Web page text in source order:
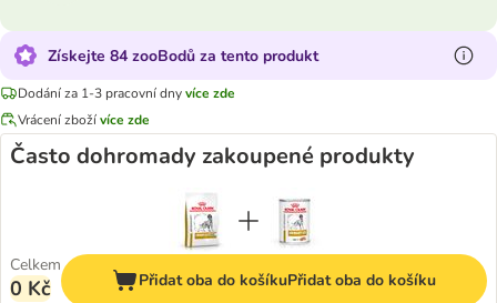
Získejte 84 zooBodů za tento produkt
Dodání za 1-3 pracovní dnyvíce zde
Vrácení zbožívíce zde
Často dohromady zakoupené produkty
Celkem
0 Kč Přidat oba do košíkuPřidat oba do košíku